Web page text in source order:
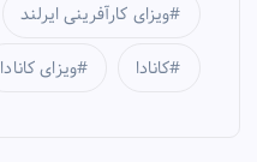
ویزای کارآفرینی ایرلند
ویزای کانادا کانادا